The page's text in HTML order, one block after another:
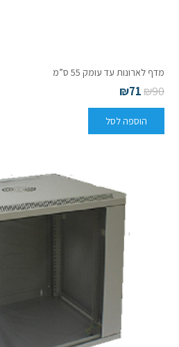
מדף לארונות עד עומק 55 ס”מ
₪90
₪71
הוספה לסל